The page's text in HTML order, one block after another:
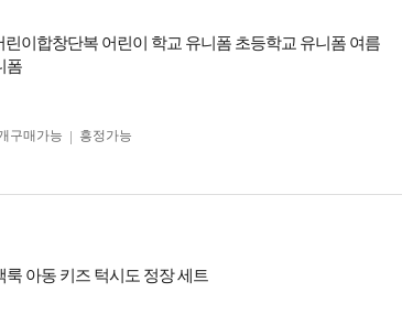
린이합창단복 어린이 학교 유니폼 초등학교 유니폼 여름
폼
구매가능
흥정가능
룩 아동 키즈 턱시도 정장 세트